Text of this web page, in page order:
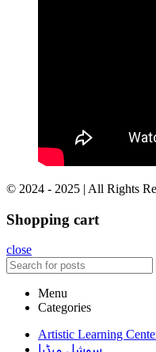
© 2024 - 2025 | All Rights
Shopping cart
close
Menu
Categories
Artistic Learning